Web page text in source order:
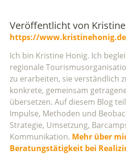
Veröffentlicht von
https://www.kristinehonig.de
Ich bin Kristine Honig. Ich
regionale
zu erarbeiten, sie verständlich
konkrete, gemeinsam
übersetzen. Auf diesem Blog
Impulse, Methoden und
Strategie, Umsetzung,
Kommunikation. Mehr über
Beratungstätigkeit bei